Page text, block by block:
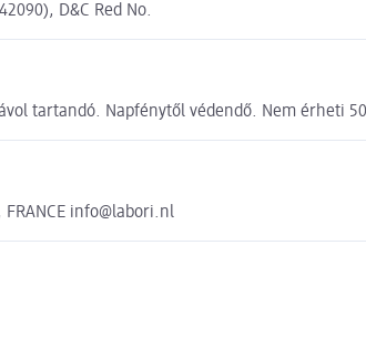
D&C Red No.
tartandó. Napfénytől védendő. Nem érheti
FRANCE info@labori.nl